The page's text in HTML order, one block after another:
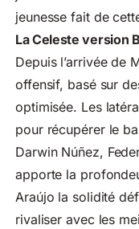
jeunesse fait de
La Celeste version
Depuis l’arrivée de
offensif, basé sur
optimisée. Les
pour récupérer le
Darwin Núñez,
apporte la
Araújo la solidité
rivaliser avec les